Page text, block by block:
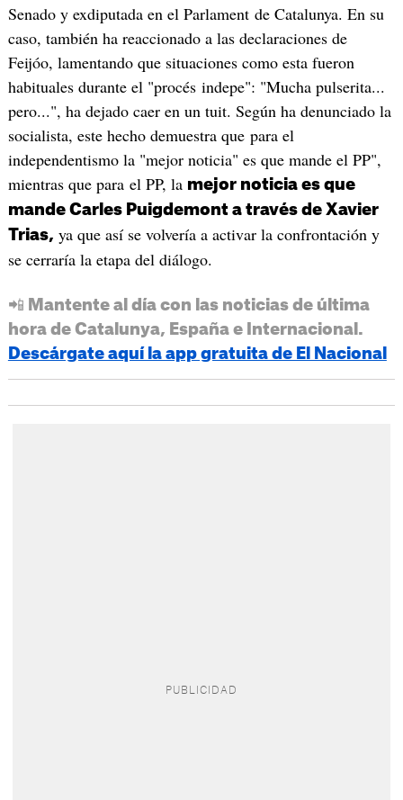
Senado y exdiputada en el Parlament de Catalunya. En su
caso, también ha reaccionado a las declaraciones de
Feijóo, lamentando que situaciones como esta fueron
habituales durante el "procés indepe": "Mucha pulserita...
pero...", ha dejado caer en un tuit. Según ha denunciado la
socialista, este hecho demuestra que para el
independentismo la "mejor noticia" es que mande el PP",
mientras que para el PP, la mejor noticia es que
mande Carles Puigdemont a través de Xavier
Trias, ya que así se volvería a activar la confrontación y
se cerraría la etapa del diálogo.
📲 Mantente al día con las noticias de última
hora de Catalunya, España e Internacional.
Descárgate aquí la app gratuita de El Nacional